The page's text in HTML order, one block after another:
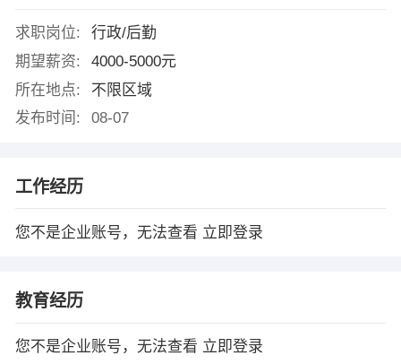
求职岗位:
行政/后勤
期望薪资:
4000-5000元
所在地点:
不限区域
发布时间:
08-07
工作经历
您不是企业账号，无法查看 立即登录
教育经历
您不是企业账号，无法查看 立即登录